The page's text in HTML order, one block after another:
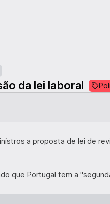
da lei laboral
a proposta de lei de
que Portugal tem a